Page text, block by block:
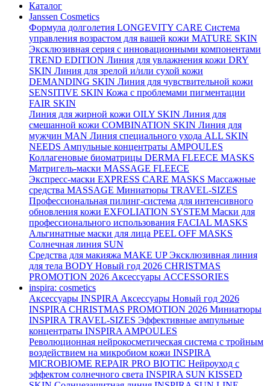
Каталог
Janssen Cosmetics
Формула долголетия LONGEVITY CARE Система
управления возрастом для вашей кожи MATURE SKIN
Эксклюзивная серия с инновационными компонентами
TREND EDITION Линия для увлажнения кожи DRY
SKIN Линия для зрелой и/или сухой кожи
DEMANDING SKIN Линия для чувствительной кожи
SENSITIVE SKIN Кожа с проблемами пигментации
FAIR SKIN
Линия для жирной кожи OILY SKIN Линия для
смешанной кожи COMBINATION SKIN Линия для
мужчин MAN Линия специального ухода ALL SKIN
NEEDS Ампульные концентраты AMPOULES
Коллагеновые биоматрицы DERMA FLEECE MASKS
Матригель-маски MASSAGE FLEECE
Экспресс-маски EXPRESS CARE MASKS Массажные
средства MASSAGE Миниатюры TRAVEL-SIZES
Профессиональная пилинг-система для интенсивного
обновления кожи EXFOLIATION SYSTEM Маски для
профессионального использования FACIAL MASKS
Альгинатные маски для лица PEEL OFF MASKS
Солнечная линия SUN
Средства для макияжа MAKE UP Эксклюзивная линия
для тела BODY Новый год 2026 CHRISTMAS
PROMOTION 2026 Аксессуары ACCESSORIES
inspira: cosmetics
Аксессуары INSPIRA Аксессуары Новый год 2026
INSPIRA CHRISTMAS PROMOTION 2026 Миниатюры
INSPIRA TRAVEL-SIZES Эффективные ампульные
концентраты INSPIRA AMPOULES
Революционная нейрокосметическая система с тройным
воздействием на микробиом кожи INSPIRA
MICROBIOME REPAIR PRO BIOTIC Нейроуход с
эффектом солнечного света INSPIRA SUN KISSED